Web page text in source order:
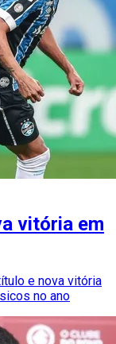
vitória em
e nova vitória
no ano